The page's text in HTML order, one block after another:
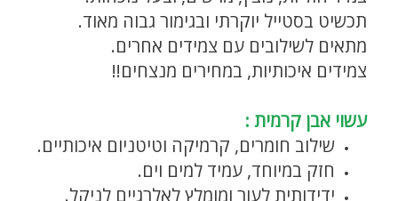
תכשיט בסטייל יוקרתי ובגימור גבוה מאוד.
מתאים לשילובים עם צמידים אחרים.
צמידים איכותיות, במחירים מנצחים!!
עשוי אבן קרמית :
שילוב חומרים, קרמיקה וטיטניום איכותיים.
חזק במיוחד, עמיד למים וים.
ידידותית לעור ומומלץ לאלרגיים לניקל.